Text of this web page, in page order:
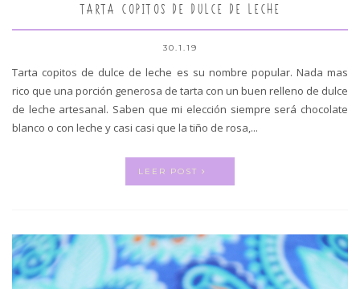
TARTA COPITOS DE DULCE DE LECHE
30.1.19
Tarta copitos de dulce de leche es su nombre popular. Nada mas
rico que una porción generosa de tarta con un buen relleno de dulce
de leche artesanal. Saben que mi elección siempre será chocolate
blanco o con leche y casi casi que la tiño de rosa,...
LEER POST